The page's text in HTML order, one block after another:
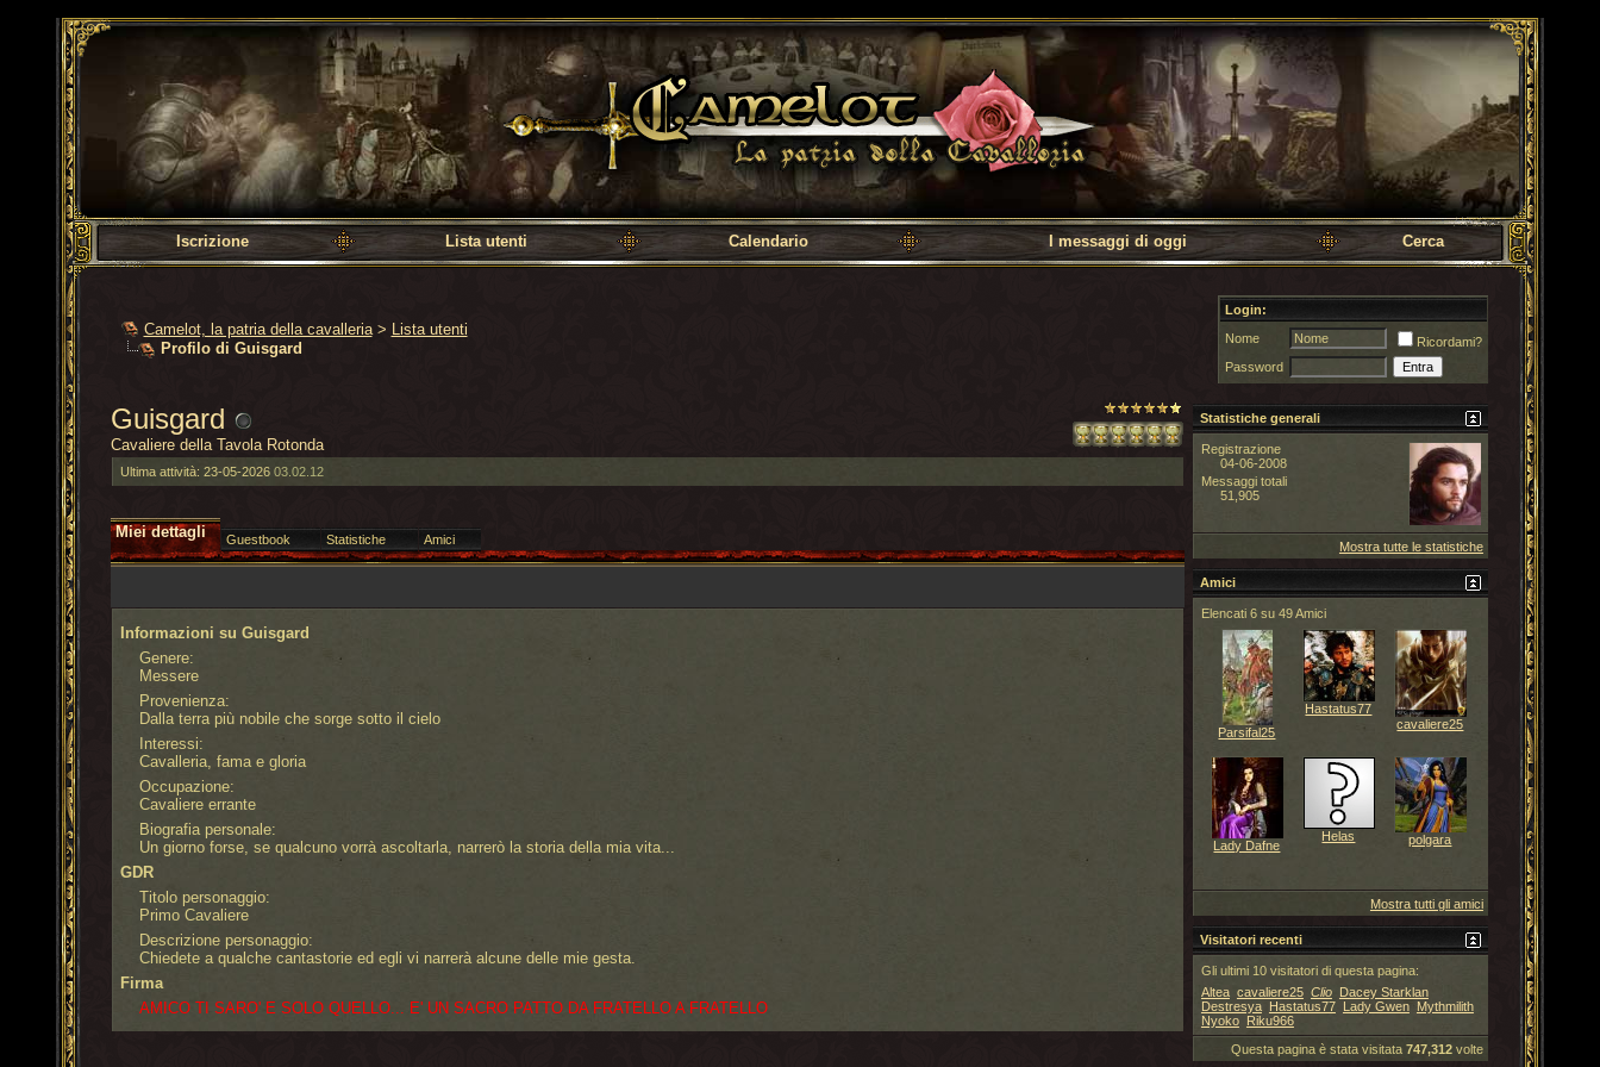
Camelot, la patria della cavalleria
Iscrizione Lista utenti Calendario I messaggi di oggi Cerca
Camelot, la patria della cavalleria > Lista utenti
Profilo di Guisgard
Login:
Nome
Ricordami?
Password
Guisgard
Cavaliere della Tavola Rotonda
Ultima attività: 23-05-202603.02.12
Miei dettagli Guestbook Statistiche Amici
Informazioni su Guisgard
Genere:
Messere
Provenienza:
Dalla terra più nobile che sorge sotto il cielo
Interessi:
Cavalleria, fama e gloria
Occupazione:
Cavaliere errante
Biografia personale:
Un giorno forse, se qualcuno vorrà ascoltarla, narrerò la storia della mia vita...
GDR
Titolo personaggio:
Primo Cavaliere
Descrizione personaggio:
Chiedete a qualche cantastorie ed egli vi narrerà alcune delle mie gesta.
Firma
AMICO TI SARO' E SOLO QUELLO... E' UN SACRO PATTO DA FRATELLO A FRATELLO
Statistiche generali
Registrazione
04-06-2008
Messaggi totali
51,905
Mostra tutte le statistiche
Amici
Elencati 6 su 49 Amici
Parsifal25
Hastatus77
cavaliere25
Lady Dafne
Helas polgara
Mostra tutti gli amici
Visitatori recenti
Gli ultimi 10 visitatori di questa pagina:
Altea cavaliere25 Clio Dacey Starklan
Destresya Hastatus77 Lady Gwen Mythmilith
Nyoko Riku966
Questa pagina è stata visitata 747,312volte